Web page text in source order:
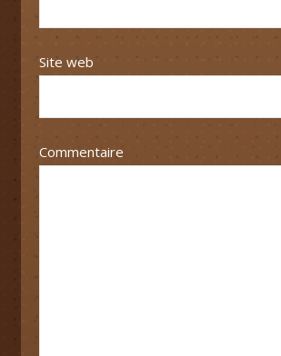
Site web
Commentaire